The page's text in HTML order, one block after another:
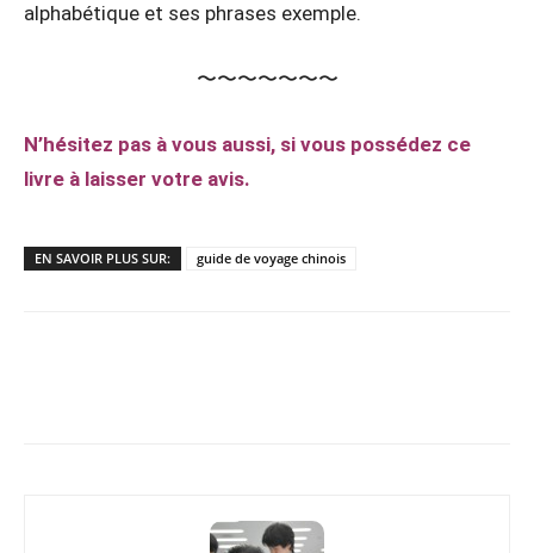
alphabétique et ses phrases exemple.
〜〜〜〜〜〜〜
N’hésitez pas à vous aussi, si vous possédez ce
livre à laisser votre avis.
EN SAVOIR PLUS SUR: guide de voyage chinois